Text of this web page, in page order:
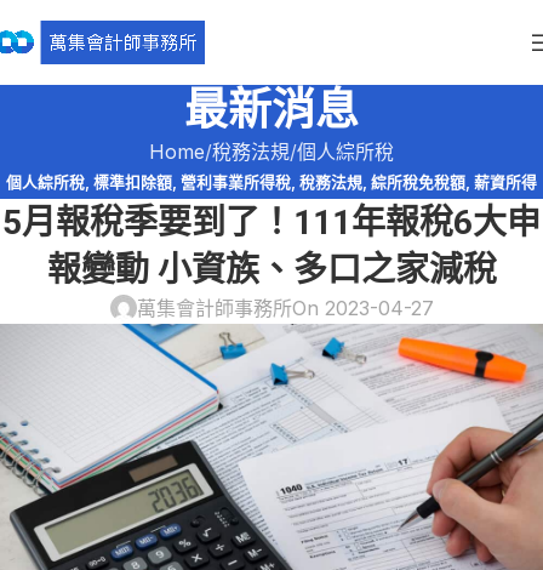
最新消息
Home 稅務法規 個人綜所稅
個人綜所稅, 標準扣除額, 營利事業所得稅, 稅務法規, 綜所稅免稅額, 薪資所得
特別扣除額
5月報稅季要到了！111年報稅6大申
報變動 小資族、多口之家減稅
萬集會計師事務所On 2023-04-27